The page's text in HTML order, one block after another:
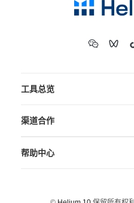
工具总览
渠道合作
帮助中心